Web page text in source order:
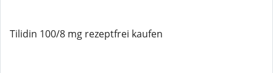
Tilidin 100/8 mg rezeptfrei kaufen